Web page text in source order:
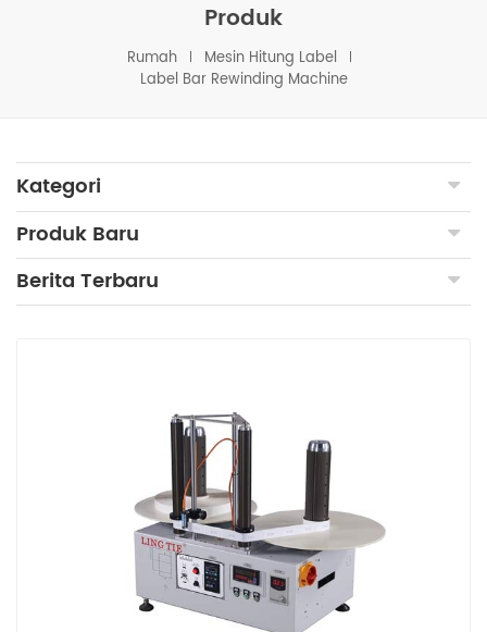
Produk
Rumah
Mesin Hitung Label
Label Bar Rewinding Machine
Kategori
Produk Baru
Berita Terbaru